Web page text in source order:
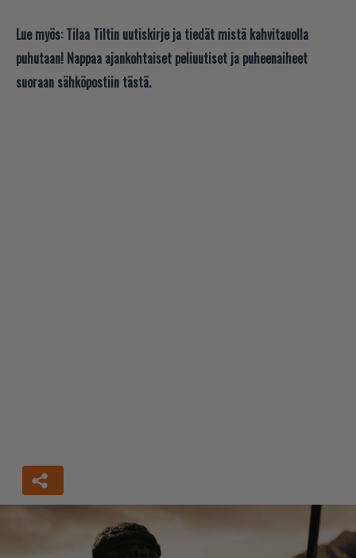
Lue myös: Tilaa Tiltin uutiskirje ja tiedät mistä kahvitauolla
puhutaan! Nappaa ajankohtaiset peliuutiset ja puheenaiheet
suoraan sähköpostiin tästä.